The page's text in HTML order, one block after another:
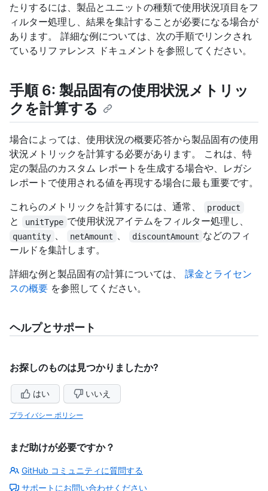
たりするには、製品とユニットの種類で使用状況項目をフ
ィルター処理し、結果を集計することが必要になる場合が
あります。 詳細な例については、次の手順でリンクされ
ているリファレンス ドキュメントを参照してください。
手順 6: 製品固有の使用状況メトリッ
クを計算する
場合によっては、使用状況の概要応答から製品固有の使用
状況メトリックを計算する必要があります。 これは、特
定の製品のカスタム レポートを生成する場合や、レガシ
レポートで使用される値を再現する場合に最も重要です。
これらのメトリックを計算するには、通常、
product
と unitType で使用状況アイテムをフィルター処理し、
quantity 、 netAmount 、 discountAmount などのフィ
ールドを集計します。
詳細な例と製品固有の計算については、 課金とライセン
スの概要 を参照してください。
ヘルプとサポート
お探しのものは見つかりましたか?
はい いいえ
プライバシー ポリシー
まだ助けが必要ですか？
GitHub コミュニティに質問する
サポートにお問い合わせください